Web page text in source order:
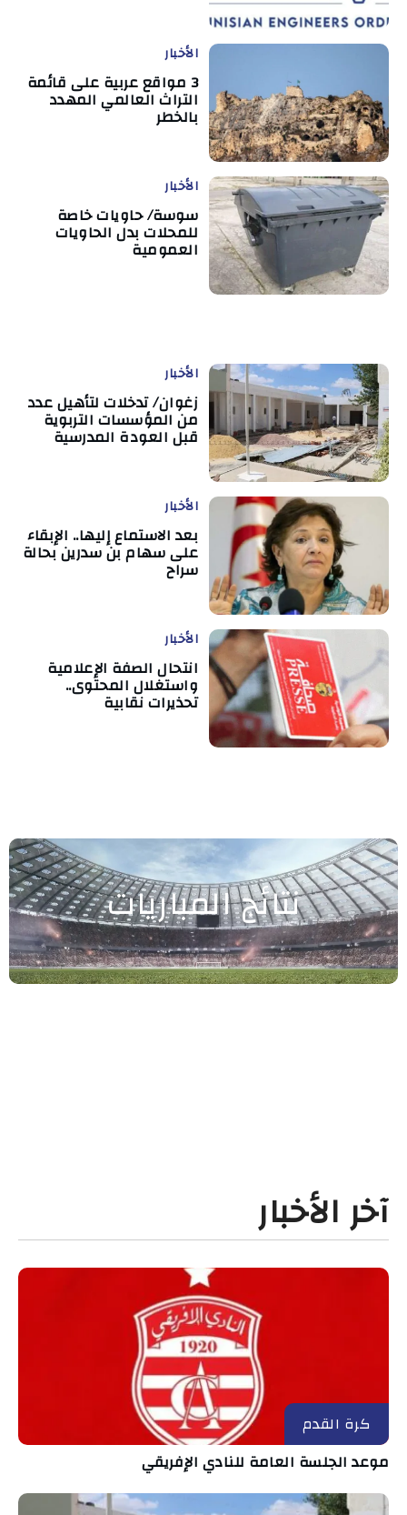
الأخبار
3 مواقع عربية على قائمة
التراث العالمي المهدد
بالخطر
الأخبار
سوسة/ حاويات خاصة
للمحلات بدل الحاويات
العمومية
الأخبار
زغوان/ تدخلات لتأهيل عدد
من المؤسسات التربوية
قبل العودة المدرسية
الأخبار
بعد الاستماع إليها.. الإبقاء
على سهام بن سدرين بحالة
سراح
الأخبار
انتحال الصفة الإعلامية
واستغلال المحتوى..
تحذيرات نقابية
نتائج المباريات
آخر الأخبار
كرة القدم
موعد الجلسة العامة للنادي الإفريقي